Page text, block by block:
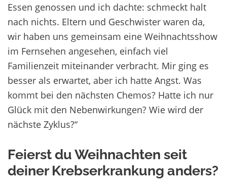
Essen genossen und ich dachte: schmeckt halt
nach nichts. Eltern und Geschwister waren da,
wir haben uns gemeinsam eine Weihnachtsshow
im Fernsehen angesehen, einfach viel
Familienzeit miteinander verbracht. Mir ging es
besser als erwartet, aber ich hatte Angst. Was
kommt bei den nächsten Chemos? Hatte ich nur
Glück mit den Nebenwirkungen? Wie wird der
nächste Zyklus?“
Feierst du Weihnachten seit
deiner Krebserkrankung anders?